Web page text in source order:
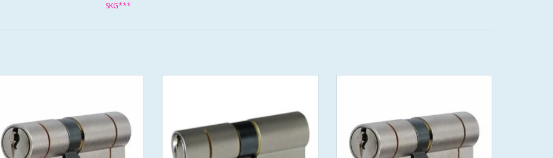
SKG***
- standaard geleverd met 3 sleutels
- 6 pins cilinder met gehard stalen pinnen
- voorzien van beveiliging tegen boren en
kerntrekken
- standaard geleverd met 3 sleutels
- 6 pins cilinder met gehard stalen pinnen
- voorzien van beveiliging tegen boren en
kerntrekken
- standaard geleverd met 3 sleutels
- 6 pins cilinder met gehard stalen pinnen
- voorzien van beveiliging tegen boren en
kerntrekken